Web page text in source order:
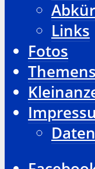
Links
Fotos